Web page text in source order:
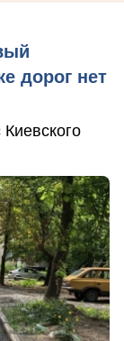
дорог нет